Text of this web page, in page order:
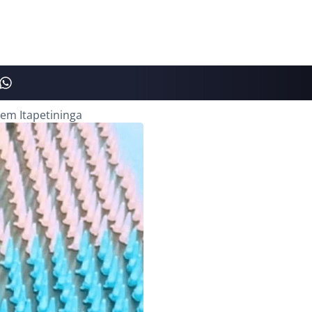
Itapetininga